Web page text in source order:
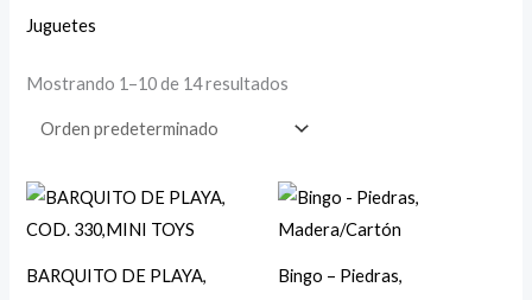
Juguetes
Mostrando 1–10 de 14 resultados
BARQUITO DE PLAYA,
Bingo – Piedras,